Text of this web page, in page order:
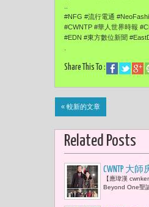
#NFG #流行電通
#CWNTP #華人世界時報
#EDN #東方數位新聞
Share This To :
« 較新的文章
Related Posts
CWNTP 大
演，讓人
【應瑋漢
Beyond One聖